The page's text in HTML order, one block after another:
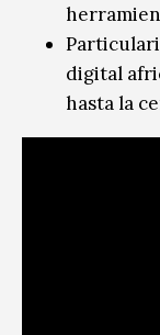
digital
hasta la